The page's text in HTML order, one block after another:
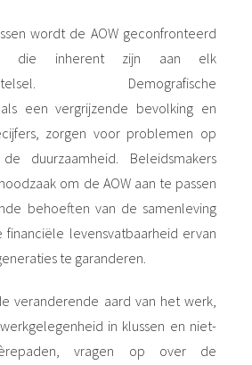
wordt de AOW geconfronteerd
die inherent zijn aan elk
Demografische
een vergrijzende bevolking en
zorgen voor problemen op
duurzaamheid. Beleidsmakers
om de AOW aan te passen
behoeften van de samenleving
levensvatbaarheid ervan
te garanderen.
veranderende aard van het werk,
in klussen en niet-
vragen op over de